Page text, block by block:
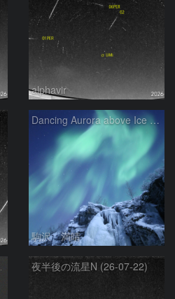
alphavir
Dancing Aurora above Ice Fall
駒沢 満晴
夜半後の流星N (26-07-22)